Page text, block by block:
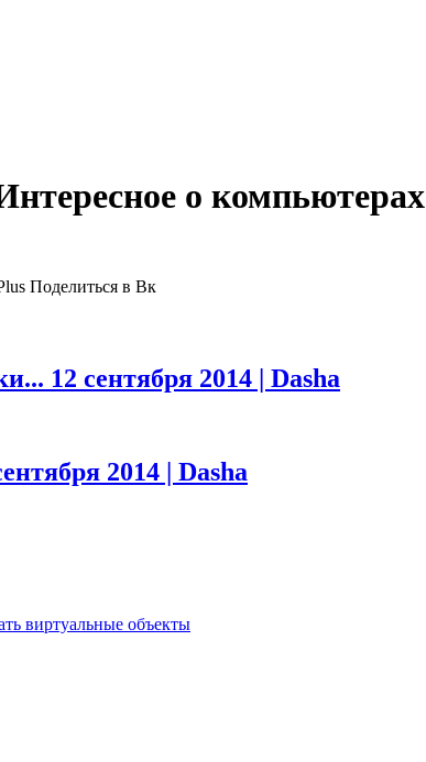
о компьютерах
Поделиться в Вк
12 сентября 2014 | Dasha
2014 | Dasha
виртуальные объекты